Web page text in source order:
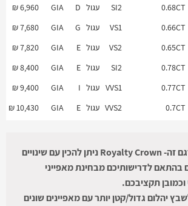
0.68CT
SI2 עגול D
GIA
6,960 ₪
0.66CT
VS1 עגול G
GIA
7,680 ₪
0.65CT
VS2 עגול E
GIA
7,820 ₪
0.78CT
SI2 עגול E
GIA
8,400 ₪
0.77CT
VVS1 עגול I
GIA
9,400 ₪
0.7CT
VVS2 עגול E
GIA
10,430 ₪
את הטבעת מדגם זה- Royalty Crown ניתן להכין עם שינויים
בהתאם לדרישותיכם מבחינת מאפייני
תקציבכם.
יהלום גדול/קטן יותר עם מאפיינים שונים